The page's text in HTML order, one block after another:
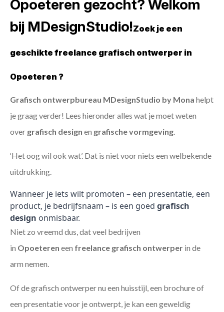
Opoeteren gezocht? Welkom
bij MDesignStudio!Zoek je een
geschikte freelance grafisch ontwerper in
Opoeteren ?
Grafisch ontwerpbureau MDesignStudio by Mona helpt
je graag verder! Lees hieronder alles wat je moet weten
over grafisch design en grafische vormgeving
‘Het oog wil ook wat’. Dat is niet voor niets een welbekende
uitdrukking.
Wanneer je iets wilt promoten – een presentatie, een
product, je bedrijfsnaam – is een goed grafisch
design onmisbaar.
Niet zo vreemd dus, dat veel bedrijven
in Opoeteren een freelance grafisch ontwerper in de
arm nemen.
Of de grafisch ontwerper nu een huisstijl, een brochure of
een presentatie voor je ontwerpt, je kan een geweldig